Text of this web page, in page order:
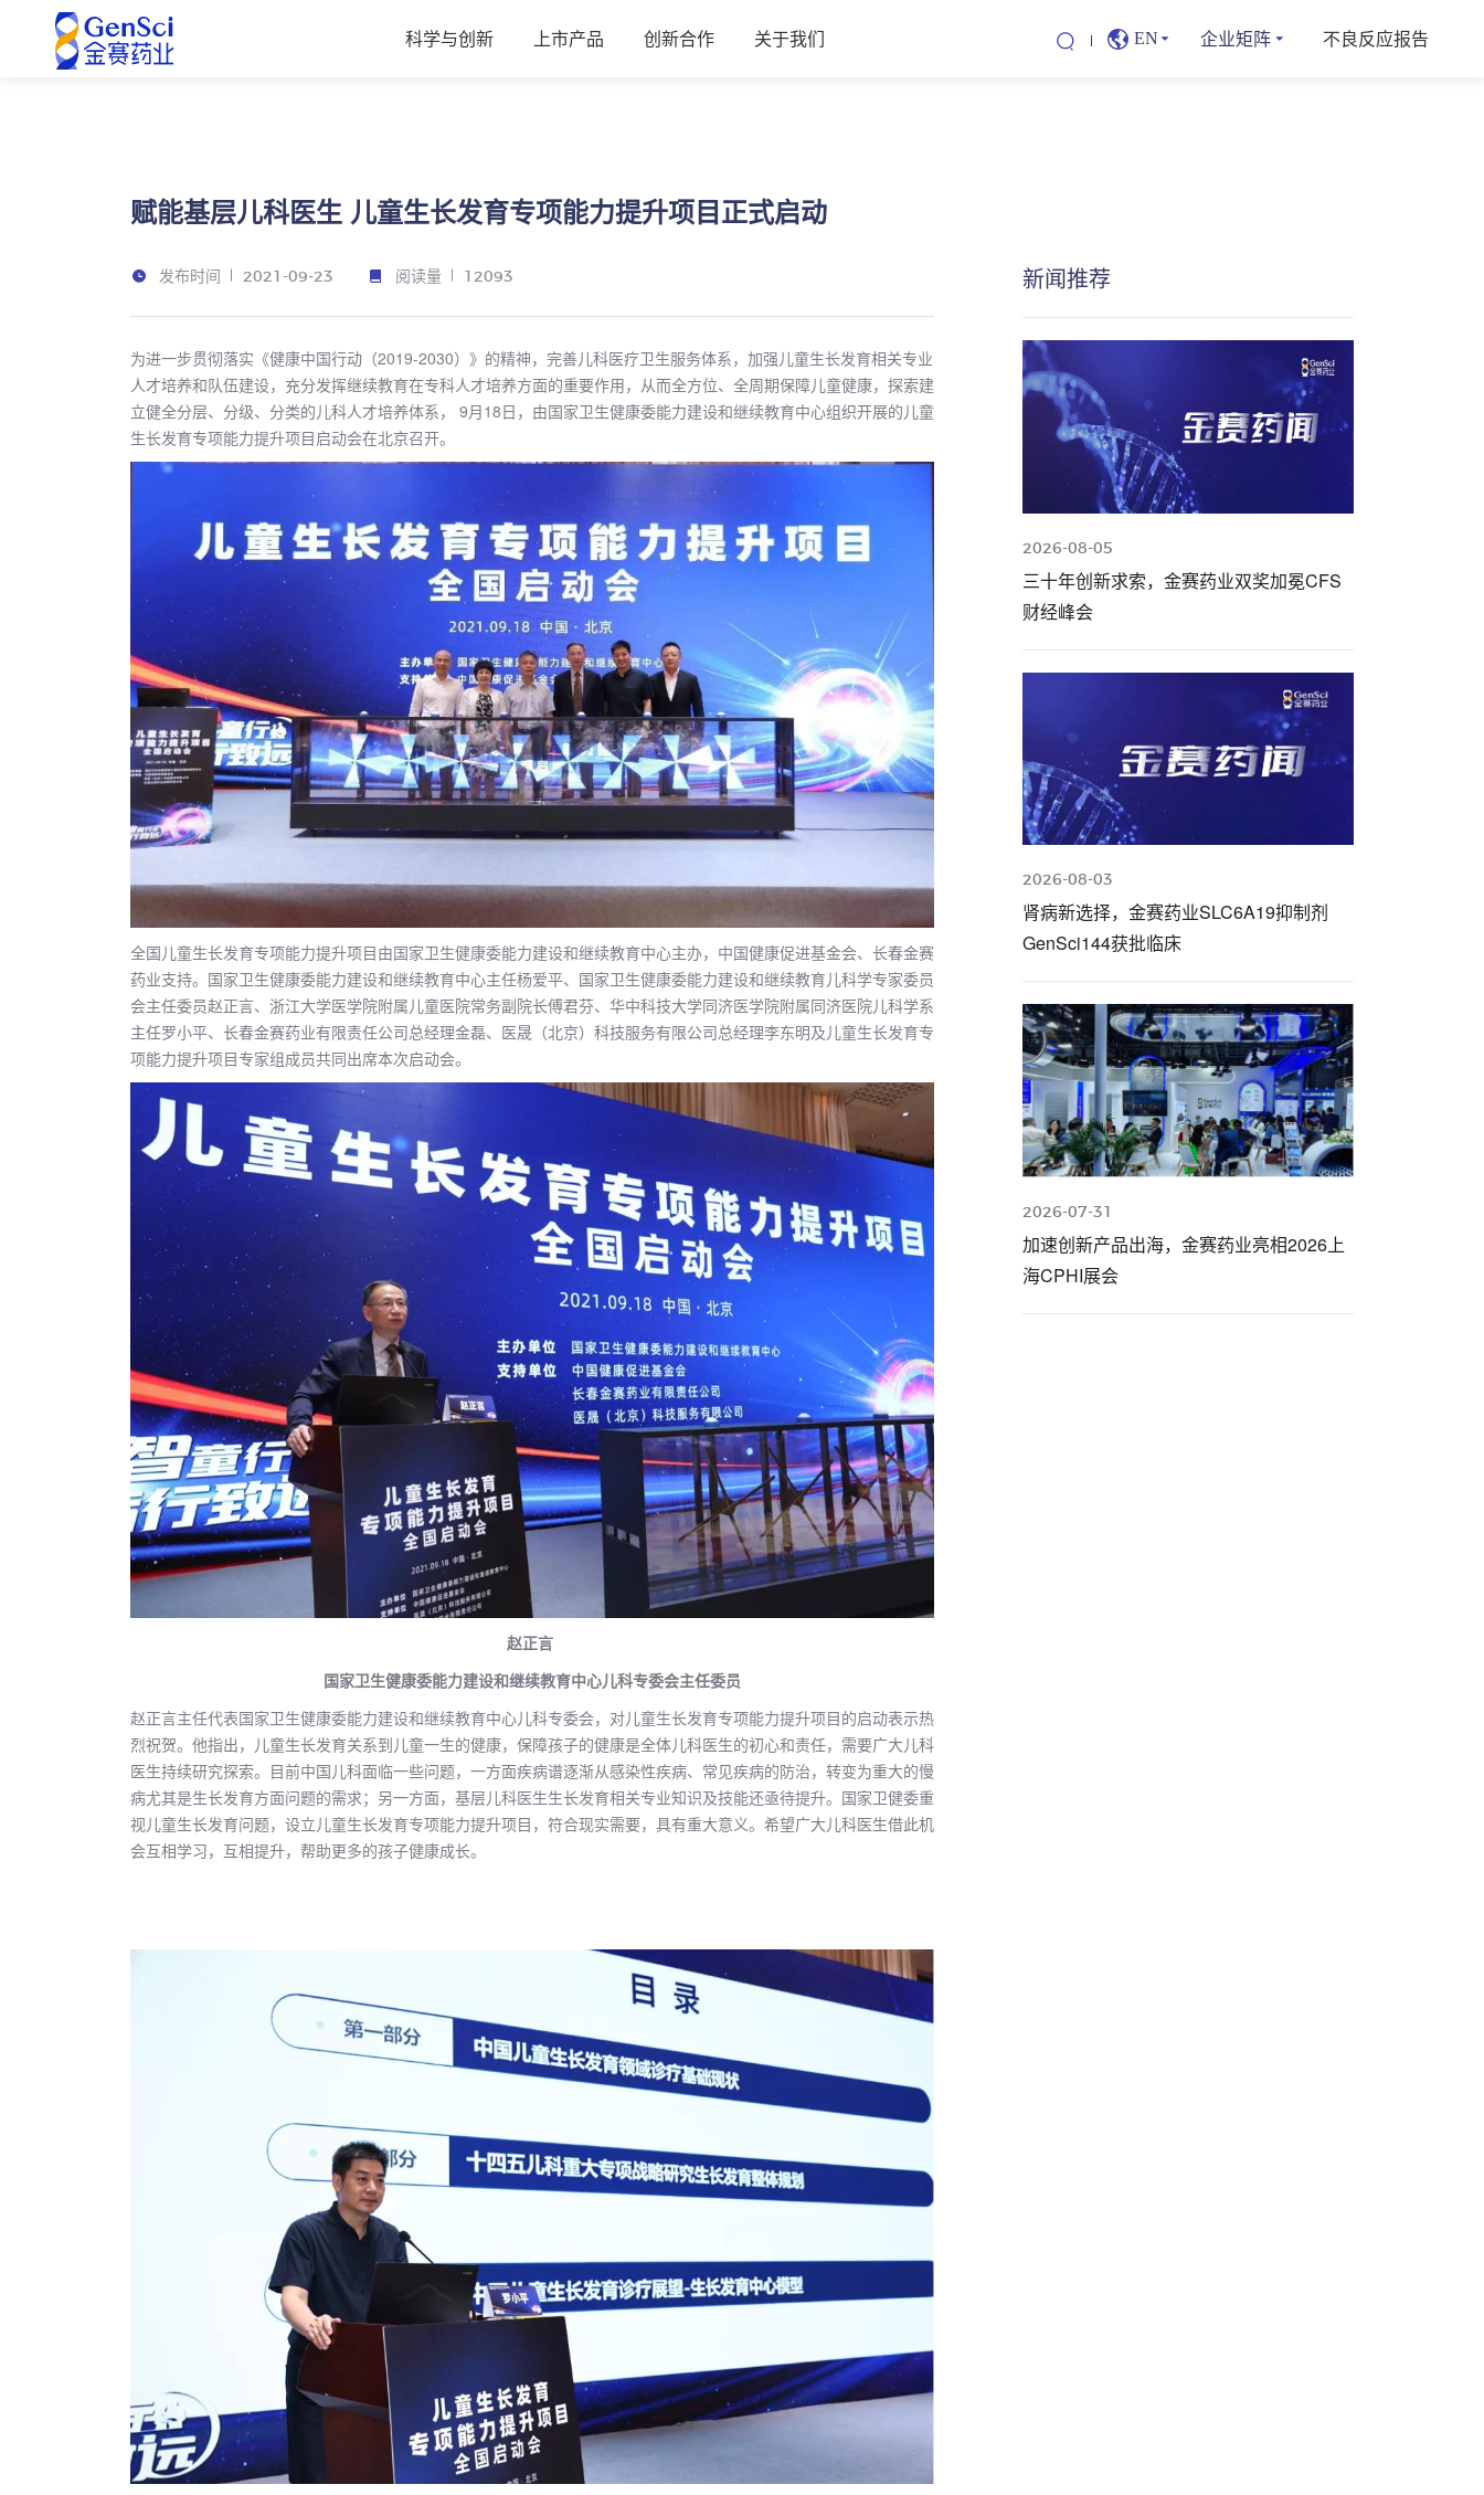
科学与创新 上市产品 创新合作 关于我们 EN 企业矩阵 不良反应报告
赋能基层儿科医生 儿童生长发育专项能力提升项目正式启动
发布时间 2021-09-23 阅读量 12093
为进一步贯彻落实《健康中国行动（2019-2030）》的精神，完善儿科医疗卫生服务体系，加强儿童生长发育相关专业
人才培养和队伍建设，充分发挥继续教育在专科人才培养方面的重要作用，从而全方位、全周期保障儿童健康，探索建
立健全分层、分级、分类的儿科人才培养体系， 9月18日，由国家卫生健康委能力建设和继续教育中心组织开展的儿童
生长发育专项能力提升项目启动会在北京召开。
全国儿童生长发育专项能力提升项目由国家卫生健康委能力建设和继续教育中心主办，中国健康促进基金会、长春金赛
药业支持。国家卫生健康委能力建设和继续教育中心主任杨爱平、国家卫生健康委能力建设和继续教育儿科学专家委员
会主任委员赵正言、浙江大学医学院附属儿童医院常务副院长傅君芬、华中科技大学同济医学院附属同济医院儿科学系
主任罗小平、长春金赛药业有限责任公司总经理金磊、医晟（北京）科技服务有限公司总经理李东明及儿童生长发育专
项能力提升项目专家组成员共同出席本次启动会。
赵正言
国家卫生健康委能力建设和继续教育中心儿科专委会主任委员
赵正言主任代表国家卫生健康委能力建设和继续教育中心儿科专委会，对儿童生长发育专项能力提升项目的启动表示热
烈祝贺。他指出，儿童生长发育关系到儿童一生的健康，保障孩子的健康是全体儿科医生的初心和责任，需要广大儿科
医生持续研究探索。目前中国儿科面临一些问题，一方面疾病谱逐渐从感染性疾病、常见疾病的防治，转变为重大的慢
病尤其是生长发育方面问题的需求；另一方面，基层儿科医生生长发育相关专业知识及技能还亟待提升。国家卫健委重
视儿童生长发育问题，设立儿童生长发育专项能力提升项目，符合现实需要，具有重大意义。希望广大儿科医生借此机
会互相学习，互相提升，帮助更多的孩子健康成长。
新闻推荐
2026-08-05
三十年创新求索，金赛药业双奖加冕CFS
财经峰会
2026-08-03
肾病新选择，金赛药业SLC6A19抑制剂
GenSci144获批临床
2026-07-31
加速创新产品出海，金赛药业亮相2026上
海CPHI展会